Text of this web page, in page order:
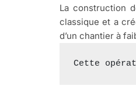
La construction
classique et a
d’un chantier à
Cette